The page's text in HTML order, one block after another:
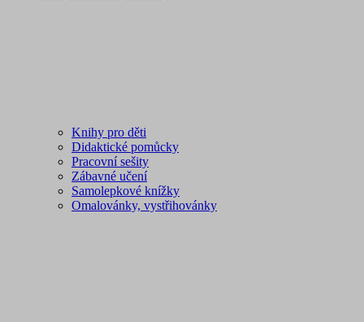
Knihy pro děti
Didaktické pomůcky
Pracovní sešity
Zábavné učení
Samolepkové knížky
Omalovánky, vystřihovánky